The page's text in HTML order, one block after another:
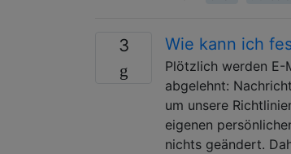
3 Wie kann ich
Plötzlich werden E-
abgelehnt:
um unsere
eigenen
nichts geändert.